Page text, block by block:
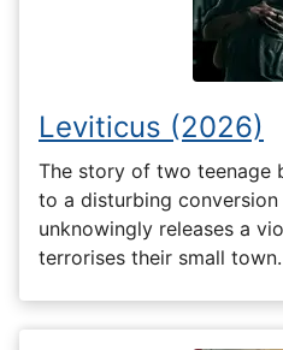
Leviticus (2026)
The story of two teenage
to a disturbing
unknowingly releases a
terrorises their small town.